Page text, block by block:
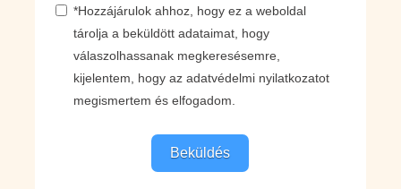
*Hozzájárulok ahhoz, hogy ez a weboldal
tárolja a beküldött adataimat, hogy
válaszolhassanak megkeresésemre,
kijelentem, hogy az adatvédelmi nyilatkozatot
megismertem és elfogadom.
Beküldés